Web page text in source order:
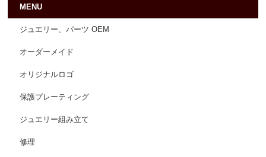
MENU
ジュエリー、パーツ OEM
オーダーメイド
オリジナルロゴ
保護プレーティング
ジュエリー組み立て
修理